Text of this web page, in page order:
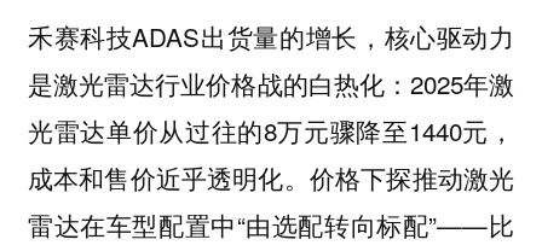
禾赛科技ADAS出货量的增长，核心驱动力
是激光雷达行业价格战的白热化：2025年激
光雷达单价从过往的8万元骤降至1440元，
成本和售价近乎透明化。价格下探推动激光
雷达在车型配置中“由选配转向标配”——比